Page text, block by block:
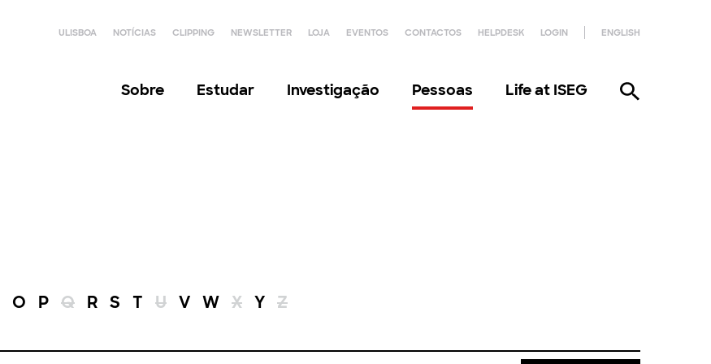
ULISBOA NOTÍCIAS CLIPPING NEWSLETTER LOJA EVENTOS CONTACTOS HELPDESK LOGIN ENGLISH
Sobre Estudar Investigação Pessoas Life at ISEG
O P Q R S T U V W X Y Z